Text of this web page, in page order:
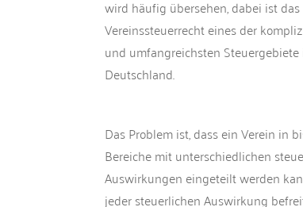
wird häufig übersehen, dabei ist das
Vereinssteuerrecht eines der
und umfangreichsten Steuergebiete
Deutschland.
Das Problem ist, dass ein Verein in
Bereiche mit unterschiedlichen
Auswirkungen eingeteilt werden
jeder steuerlichen Auswirkung